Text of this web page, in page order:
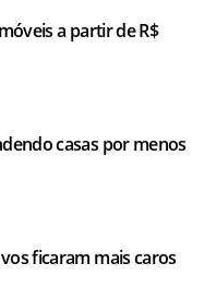
a partir de R$
casas por menos
ficaram mais caros